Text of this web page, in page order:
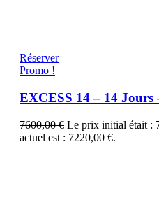
Réserver
Promo !
EXCESS 14 – 14
7600,00€ Le prix initial était :
actuel est : 7220,00 €.